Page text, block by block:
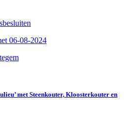
06-08-2024
met Steenkouter, Kloosterkouter en